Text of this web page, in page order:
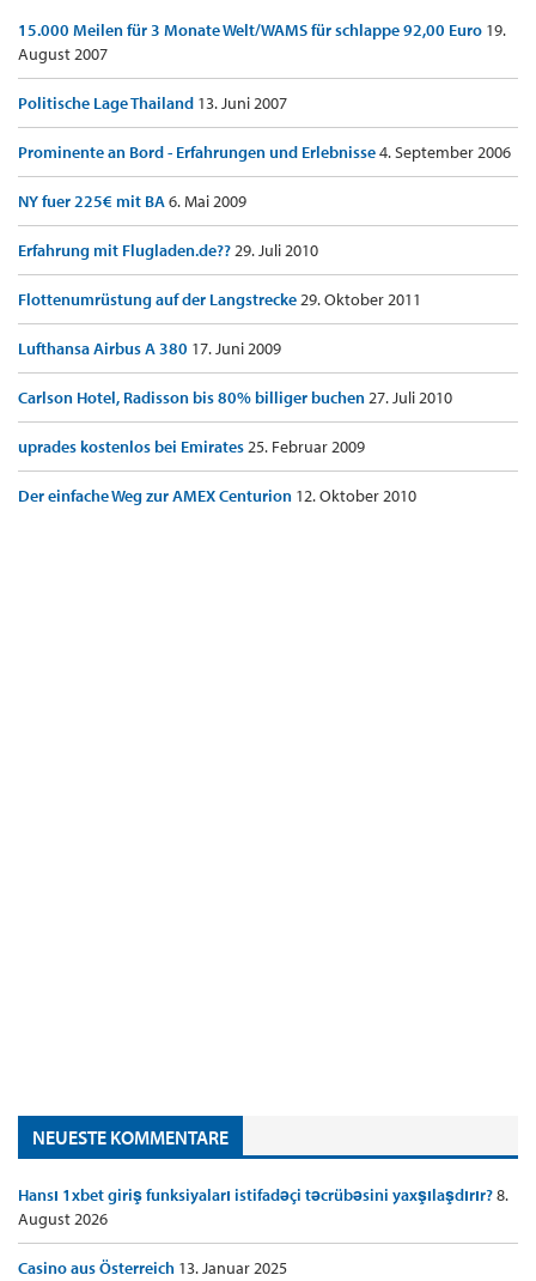
15.000 Meilen für 3 Monate Welt/WAMS für schlappe 92,00 Euro 19.
August 2007
Politische Lage Thailand 13. Juni 2007
Prominente an Bord - Erfahrungen und Erlebnisse4. September 2006
NY fuer 225€ mit BA6. Mai 2009
Erfahrung mit Flugladen.de??29. Juli 2010
Flottenumrüstung auf der Langstrecke29. Oktober 2011
Lufthansa Airbus A 380 17. Juni 2009
Carlson Hotel, Radisson bis 80% billiger buchen27. Juli 2010
uprades kostenlos bei Emirates25. Februar 2009
Der einfache Weg zur AMEX Centurion 12. Oktober 2010
NEUESTE KOMMENTARE
Hansı 1xbet giriş funksiyaları istifadəçi təcrübəsini yaxşılaşdırır?8.
August 2026
Casino aus Österreich 13. Januar 2025